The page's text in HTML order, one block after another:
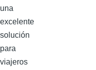
una
excelente
solución
para
viajeros